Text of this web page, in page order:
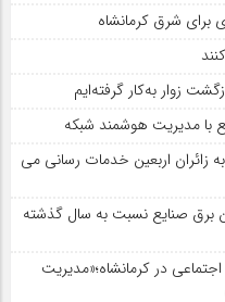
برای شرق کرمانشاه
زوار به‌کار گرفته‌ایم
با مدیریت هوشمند شبکه
زائران اربعین خدمات رسانی می
برق صنایع نسبت به سال گذشته
در کرمانشاه؛«مدیریت